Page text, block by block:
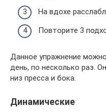
На вдохе
Повторите 3
Данное упражнение
день, по несколько раз.
низ пресса и бока.
Динамические